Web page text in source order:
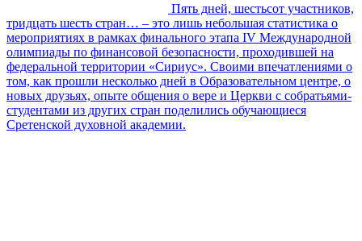
Пять дней, шестьсот участников,
тридцать шесть стран… – это лишь небольшая статистика о
мероприятиях в рамках финального этапа IV Международной
олимпиады по финансовой безопасности, проходившей на
федеральной территории «Сириус». Своими впечатлениями о
том, как прошли несколько дней в Образовательном центре, о
новых друзьях, опыте общения о вере и Церкви с собратьями-
студентами из других стран поделились обучающиеся
Сретенской духовной академии.